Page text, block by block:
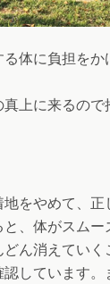
体に負担を
上に来るので
をやめて、
、体がスムー
ん消えていく
しています